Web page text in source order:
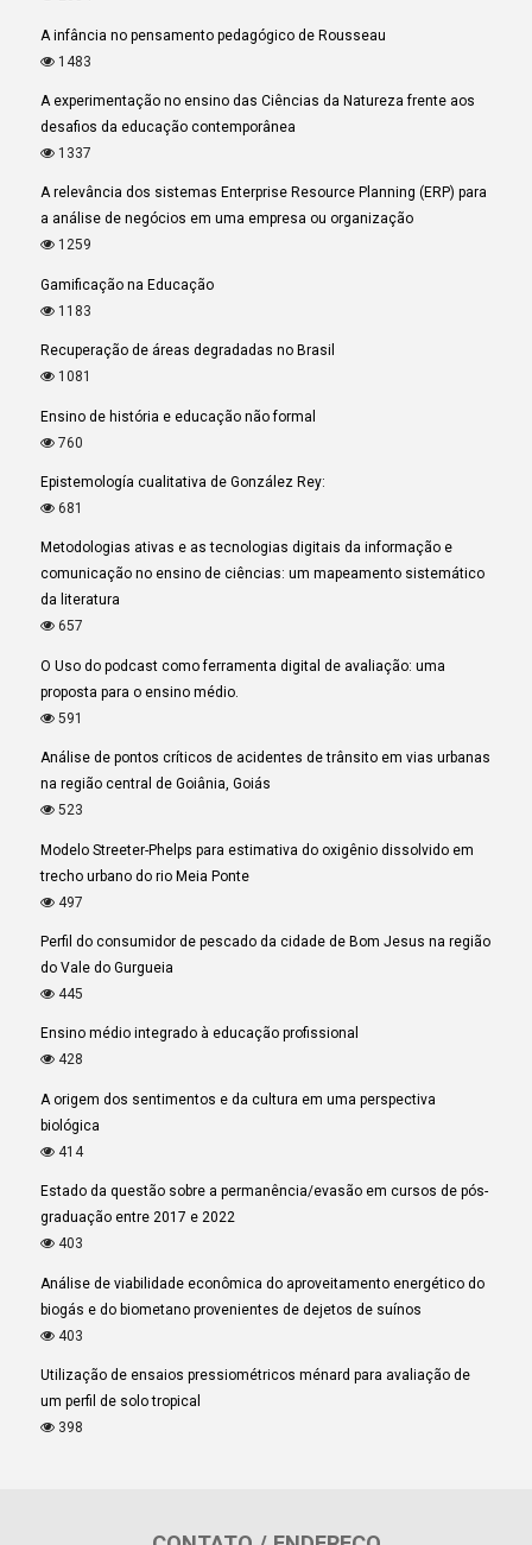
A infância no pensamento pedagógico de Rousseau
1483
A experimentação no ensino das Ciências da Natureza frente aos
desafios da educação contemporânea
1337
A relevância dos sistemas Enterprise Resource Planning (ERP) para
a análise de negócios em uma empresa ou organização
1259
Gamificação na Educação
1183
Recuperação de áreas degradadas no Brasil
1081
Ensino de história e educação não formal
760
Epistemología cualitativa de González Rey:
681
Metodologias ativas e as tecnologias digitais da informação e
comunicação no ensino de ciências: um mapeamento sistemático
da literatura
657
O Uso do podcast como ferramenta digital de avaliação: uma
proposta para o ensino médio.
591
Análise de pontos críticos de acidentes de trânsito em vias urbanas
na região central de Goiânia, Goiás
523
Modelo Streeter-Phelps para estimativa do oxigênio dissolvido em
trecho urbano do rio Meia Ponte
497
Perfil do consumidor de pescado da cidade de Bom Jesus na região
do Vale do Gurgueia
445
Ensino médio integrado à educação profissional
428
A origem dos sentimentos e da cultura em uma perspectiva
biológica
414
Estado da questão sobre a permanência/evasão em cursos de pós-
graduação entre 2017 e 2022
403
Análise de viabilidade econômica do aproveitamento energético do
biogás e do biometano provenientes de dejetos de suínos
403
Utilização de ensaios pressiométricos ménard para avaliação de
um perfil de solo tropical
398